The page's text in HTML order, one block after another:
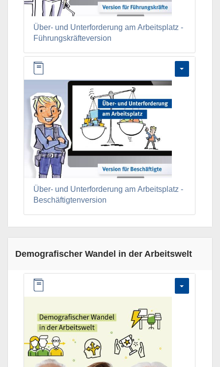
Über- und Unterforderung am Arbeitsplatz -
Führungskräfteversion
Über- und Unterforderung am Arbeitsplatz -
Beschäftigtenversion
Demografischer Wandel in der Arbeitswelt